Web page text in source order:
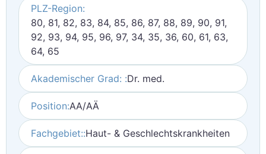
PLZ-Region:
80, 81, 82, 83, 84, 85, 86, 87, 88, 89, 90, 91,
92, 93, 94, 95, 96, 97, 34, 35, 36, 60, 61, 63,
64, 65
Akademischer Grad: :Dr. med.
Position:AA/AÄ
Fachgebiet::Haut- & Geschlechtskrankheiten